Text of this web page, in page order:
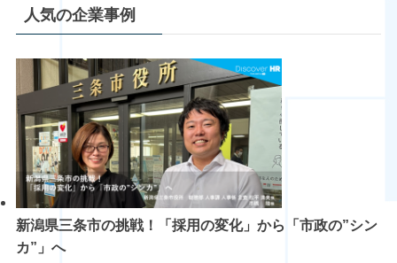
人気の企業事例
新潟県三条市の挑戦！「採用の変化」から「市政の”シン
カ”」へ